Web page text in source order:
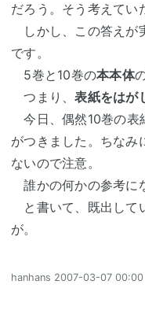
だろう。そう考えてい
しかし、この答えが
です。
5巻と10巻の本本体
つまり、表紙をはが
今日、偶然10巻の表
がつきました。ちなみ
ないので注意。
誰かの何かの参考に
と書いて、既出して
が。
hanhans 2007-03-07 00:00